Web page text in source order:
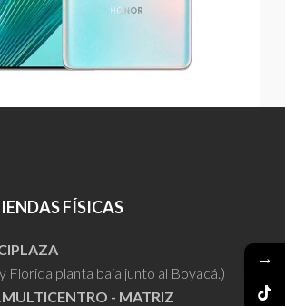
FÍSICAS
Florida planta baja junto al Boyacá.)
- MATRIZ
→